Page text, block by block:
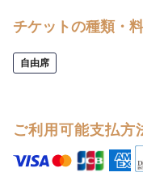
チケットの種類・
自由席
ご利用可能支払方